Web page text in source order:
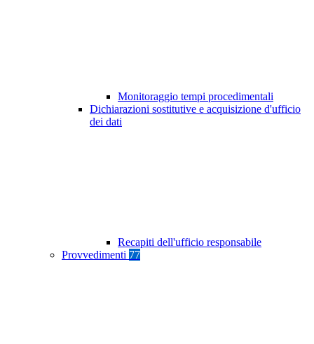
Monitoraggio tempi procedimentali
Dichiarazioni sostitutive e acquisizione d'ufficio
dei dati
Recapiti dell'ufficio responsabile
Provvedimenti 77